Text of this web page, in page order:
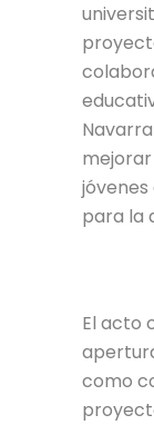
para la
El acto
como